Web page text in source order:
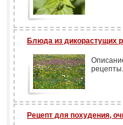
Блюда из дикорастущих
Рецепт для похудения,